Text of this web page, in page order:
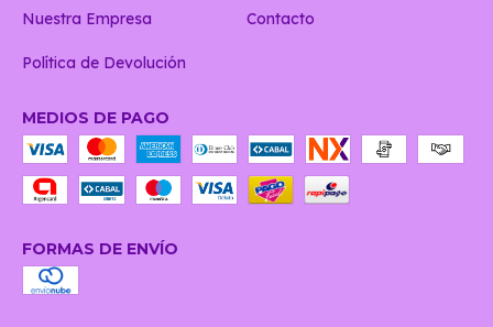
Nuestra Empresa Contacto
Política de Devolución
MEDIOS DE PAGO
FORMAS DE ENVÍO